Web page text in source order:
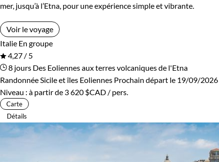
mer, jusqu’à l’Etna, pour une expérience simple et vibrante.
Voir le voyage
Italie En groupe
4,27 / 5
8 jours Des Eoliennes aux terres volcaniques de l'Etna
Randonnée Sicile et îles Eoliennes Prochain départ le 19/09/2026
Niveau : à partir de 3 620 $CAD / pers.
Carte
Détails